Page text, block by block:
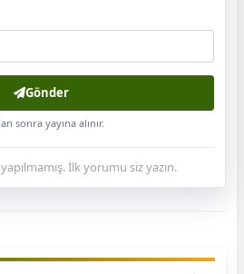
Gönder
sonra yayına alınır.
İlk yorumu siz yazın.